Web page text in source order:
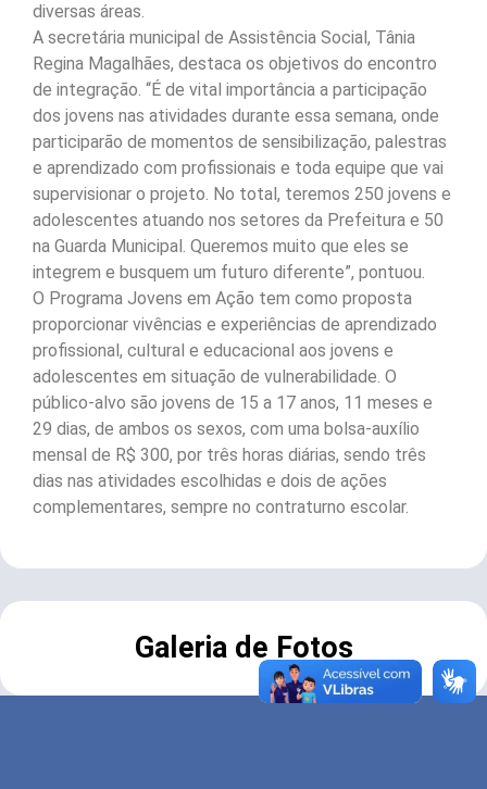
diversas áreas.
A secretária municipal de Assistência Social, Tânia
Regina Magalhães, destaca os objetivos do encontro
de integração. “É de vital importância a participação
dos jovens nas atividades durante essa semana, onde
participarão de momentos de sensibilização, palestras
e aprendizado com profissionais e toda equipe que vai
supervisionar o projeto. No total, teremos 250 jovens e
adolescentes atuando nos setores da Prefeitura e 50
na Guarda Municipal. Queremos muito que eles se
integrem e busquem um futuro diferente”, pontuou.
O Programa Jovens em Ação tem como proposta
proporcionar vivências e experiências de aprendizado
profissional, cultural e educacional aos jovens e
adolescentes em situação de vulnerabilidade. O
público-alvo são jovens de 15 a 17 anos, 11 meses e
29 dias, de ambos os sexos, com uma bolsa-auxílio
mensal de R$ 300, por três horas diárias, sendo três
dias nas atividades escolhidas e dois de ações
complementares, sempre no contraturno escolar.
Galeria de Fotos